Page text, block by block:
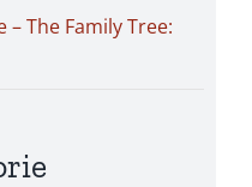
– The Family Tree: